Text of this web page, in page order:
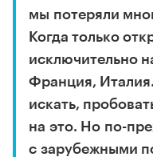
мы потеряли
Когда только
исключительно
Франция,
искать,
на это. Но по-
с зарубежными